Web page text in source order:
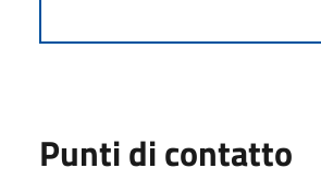
Punti di contatto